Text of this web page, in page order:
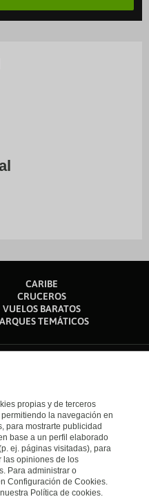
CARIBE
CRUCEROS
VUELOS BARATOS
TEMÁTICOS
propias y de terceros
la navegación en
para mostrarte publicidad
base a un perfil elaborado
ej. páginas visitadas), para
las opiniones de los
Para administrar o
Configuración de Cookies.
Política de cookies.